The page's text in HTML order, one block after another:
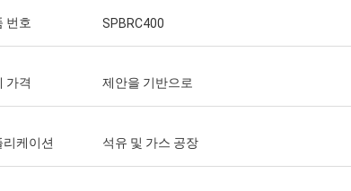
번호 SPBRC400
가격 제안을 기반으로
리케이션 석유 및 가스 공장